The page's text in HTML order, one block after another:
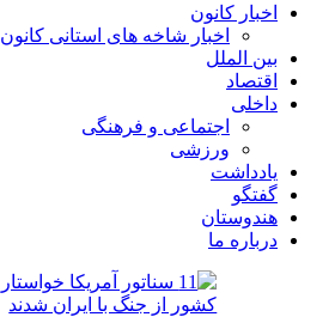
اخبار کانون
اخبار شاخه های استانی کانون
بین الملل
اقتصاد
داخلی
اجتماعی و فرهنگی
ورزشی
یادداشت
گفتگو
هندوستان
درباره ما